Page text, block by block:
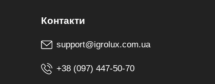
support@igrolux.com.ua
+38 (097) 447-50-70